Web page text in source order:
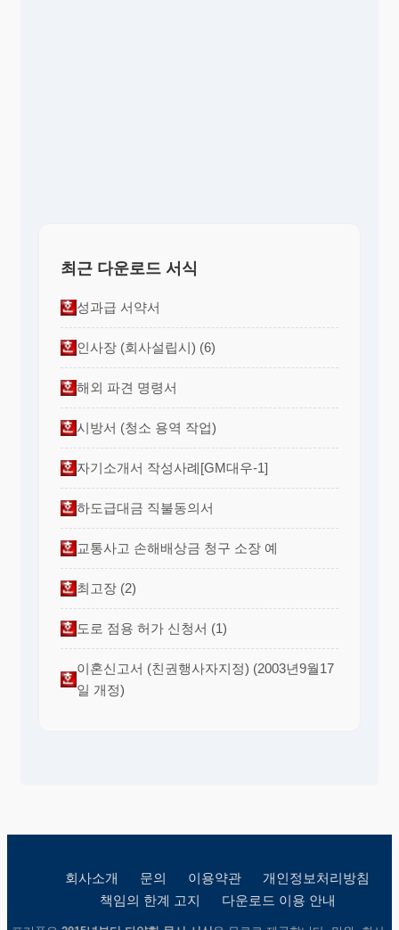
최근 다운로드 서식
성과급 서약서
인사장 (회사설립시) (6)
해외 파견 명령서
시방서 (청소 용역 작업)
자기소개서 작성사례[GM대우-1]
하도급대금 직불동의서
교통사고 손해배상금 청구 소장 예
최고장 (2)
도로 점용 허가 신청서 (1)
이혼신고서 (친권행사자지정) (2003년9월17
일 개정)
회사소개 문의 이용약관
개인정보처리방침
책임의 한계 고지
다운로드 이용 안내